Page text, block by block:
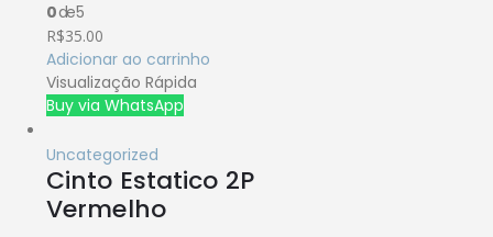
0de 5
R$35.00
Adicionar ao carrinho
Visualização Rápida
Buy via WhatsApp
Uncategorized
Cinto Estatico 2P
Vermelho